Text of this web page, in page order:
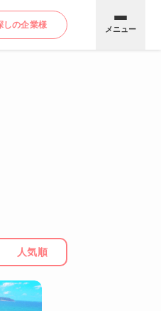
しの企業様 メニュー
人気順